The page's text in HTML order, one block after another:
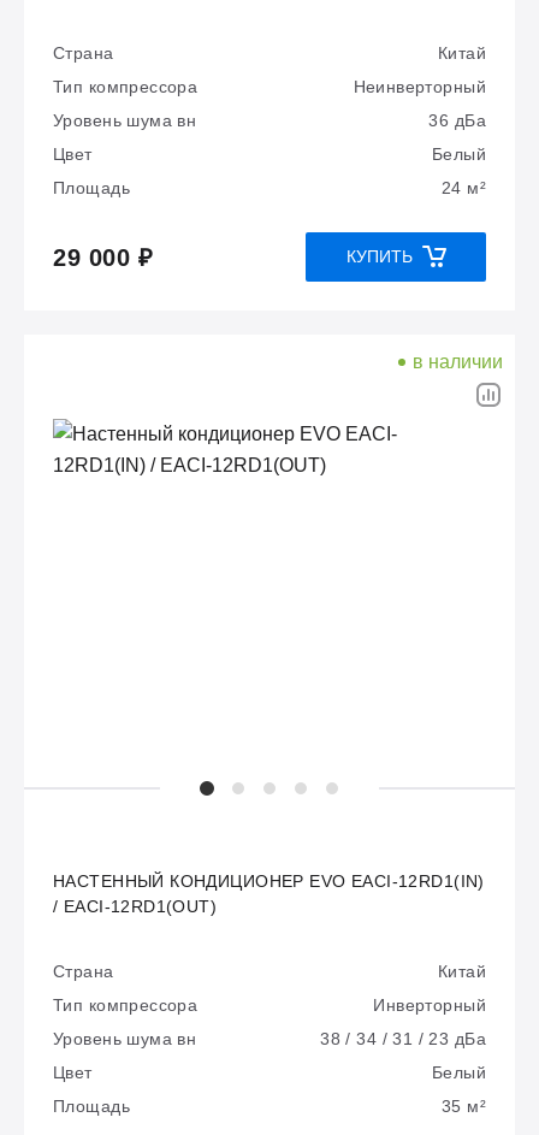
Страна
Китай
Тип компрессора
Неинверторный
Уровень шума вн
36 дБа
Цвет
Белый
Площадь
24 м²
29 000 ₽ КУПИТЬ
в наличии
НАСТЕННЫЙ КОНДИЦИОНЕР EVO EACI-12RD1(IN)
/ EACI-12RD1(OUT)
Страна
Китай
Тип компрессора
Инверторный
Уровень шума вн
38 / 34 / 31 / 23 дБа
Цвет
Белый
Площадь
35 м²